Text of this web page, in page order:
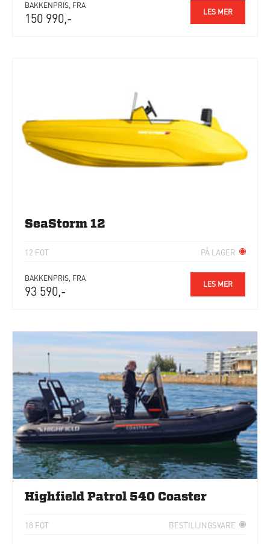
BAKKENPRIS, FRA
150 990,- LES MER
SeaStorm 12
12 FOT PÅ LAGER
BAKKENPRIS, FRA
93 590,- LES MER
Highfield Patrol 540 Coaster
18 FOT BESTILLINGSVARE